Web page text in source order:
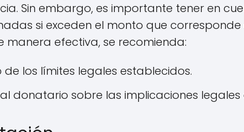
Sin embargo, es importante tener en
si exceden el monto que
efectiva, se recomienda:
los límites legales establecidos.
donatario sobre las implicaciones legales